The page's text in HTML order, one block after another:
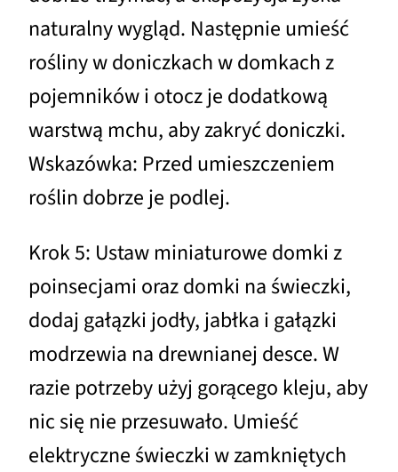
naturalny wygląd. Następnie umieść
rośliny w doniczkach w domkach z
pojemników i otocz je dodatkową
warstwą mchu, aby zakryć doniczki.
Wskazówka: Przed umieszczeniem
roślin dobrze je podlej.
Krok 5: Ustaw miniaturowe domki z
poinsecjami oraz domki na świeczki,
dodaj gałązki jodły, jabłka i gałązki
modrzewia na drewnianej desce. W
razie potrzeby użyj gorącego kleju, aby
nic się nie przesuwało. Umieść
elektryczne świeczki w zamkniętych